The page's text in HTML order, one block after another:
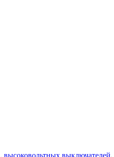
, высоковольтных выключателей,